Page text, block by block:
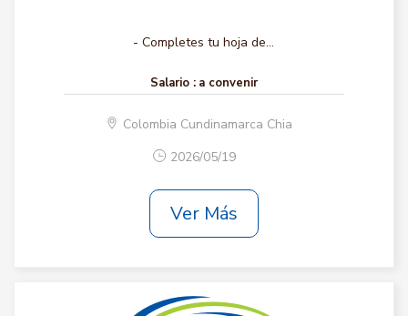
- Completes tu hoja de...
Salario : a convenir
Colombia Cundinamarca Chia
2026/05/19
Ver Más